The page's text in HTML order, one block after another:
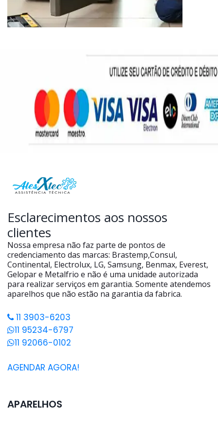
Esclarecimentos aos nossos
clientes
Nossa empresa não faz parte de pontos de
credenciamento das marcas: Brastemp,Consul,
Continental, Electrolux, LG, Samsung, Benmax, Everest,
Gelopar e Metalfrio e não é uma unidade autorizada
para realizar serviços em garantia. Somente atendemos
aparelhos que não estão na garantia da fabrica.
11 3903-6203
11 95234-6797
11 92066-0102
AGENDAR AGORA!
APARELHOS